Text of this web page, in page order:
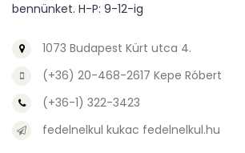
bennünket. H-P: 9-12-ig
1073 Budapest Kürt utca 4.
(+36) 20-468-2617 Kepe Róbert
(+36-1) 322-3423
fedelnelkul kukac fedelnelkul.hu